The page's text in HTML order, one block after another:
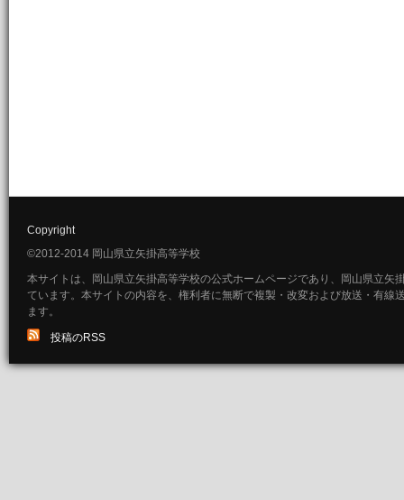
Copyright
©2012-2014 岡山県立矢掛高等学校
本サイトは、岡山県立矢掛高等学校の公式ホームページであり、岡山県立矢
ています。本サイトの内容を、権利者に無断で複製・改変および放送・有線
ます。
投稿のRSS